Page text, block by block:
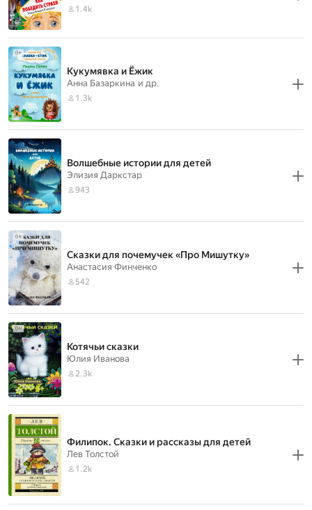
1.4k
Кукумявка и Ёжик
Анна Базаркина и др.
1.3k
Волшебные истории для детей
Элизия Даркстар
943
Сказки для почемучек «Про Мишутку»
Анастасия Финченко
542
Котячьи сказки
Юлия Иванова
2.3k
Филипок. Сказки и рассказы для детей
Лев Толстой
1.2k